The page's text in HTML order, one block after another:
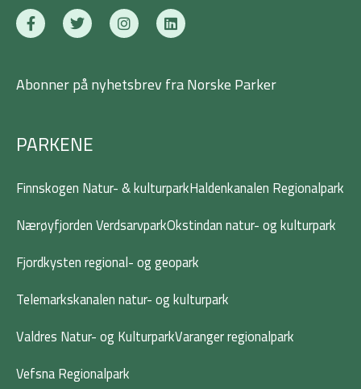
F
a
c
o
-
f
T
w
i
e
I
n
s
a
g
L
i
n
e
d
Abonner på nyhetsbrev fra Norske Parker
PARKENE
Finnskogen Natur- & kulturparkHaldenkanalen Regionalpark
Nærøyfjorden VerdsarvparkOkstindan natur- og kulturpark
Fjordkysten regional- og geopark
Telemarkskanalen natur- og kulturpark
Valdres Natur- og KulturparkVaranger regionalpark
Vefsna Regionalpark